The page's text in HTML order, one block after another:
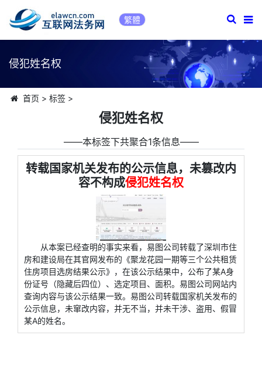
繁體
侵犯姓名权
首页 > 标签>
侵犯姓名权
――本标签下共聚合1条信息――
转载国家机关发布的公示信息，未篡改内
容不构成侵犯姓名权
从本案已经查明的事实来看，易图公司转载了深圳市住
房和建设局在其官网发布的《聚龙花园一期等三个公共租赁
住房项目选房结果公示》，在该公示结果中，公布了某A身
份证号（隐藏后四位）、选定项目、面积。易图公司网站内
查询内容与该公示结果一致。易图公司转载国家机关发布的
公示信息，未窜改内容，并无不当，并未干涉、盗用、假冒
某A的姓名。